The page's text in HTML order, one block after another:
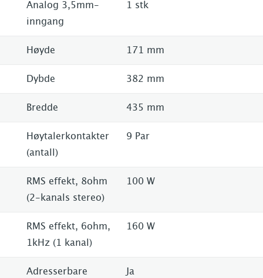
Analog 3,5mm-
inngang
1 stk
Høyde 171 mm
Dybde 382 mm
Bredde 435 mm
Høytalerkontakter
(antall)
9 Par
RMS effekt, 8ohm
(2-kanals stereo)
100 W
RMS effekt, 6ohm,
1kHz (1 kanal)
160 W
Adresserbare
Ja